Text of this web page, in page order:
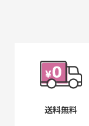
送料無料